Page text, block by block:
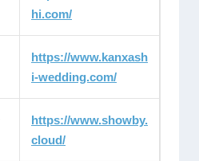
hi.com/
https://www.kanxash
i-wedding.com/
https://www.showby.
cloud/